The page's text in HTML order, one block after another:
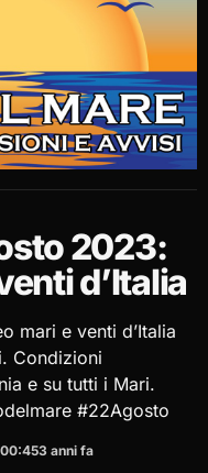
2023:
d’Italia
mari e venti d’Italia
Condizioni
e su tutti i Mari.
#22Agosto
3 anni fa